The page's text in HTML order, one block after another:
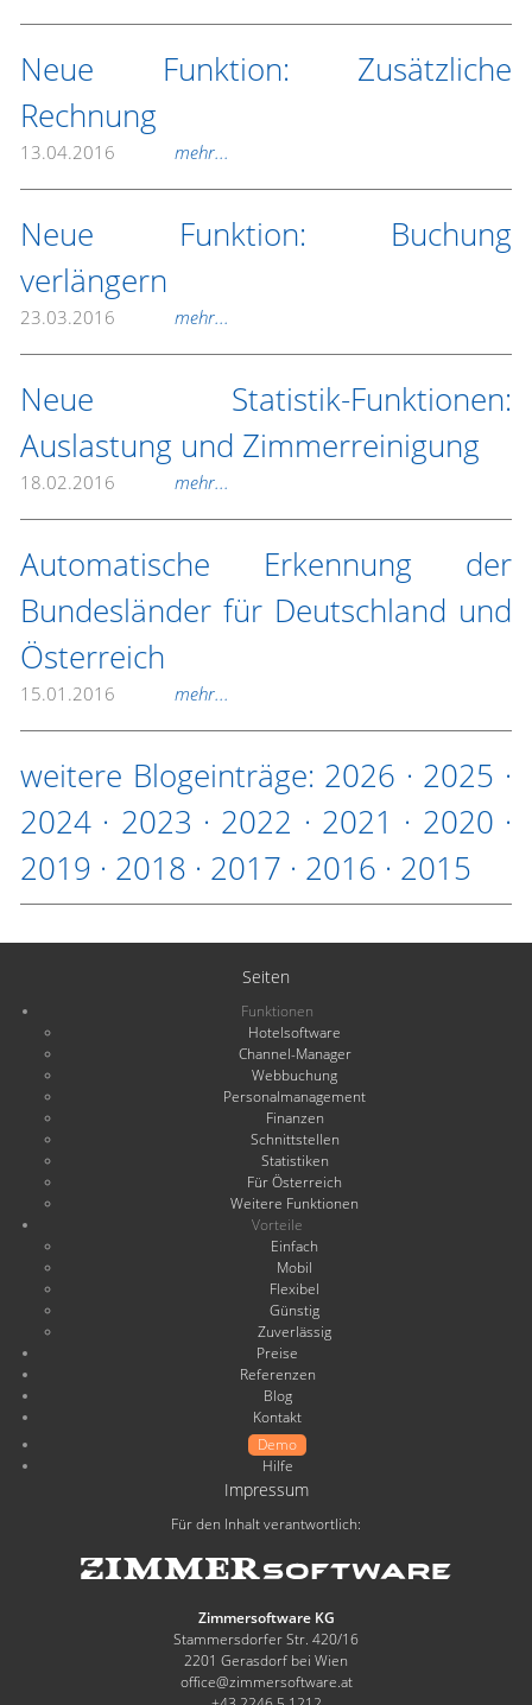
Neue Funktion: Zusätzliche
Rechnung
13.04.2016 mehr...
Neue Funktion: Buchung
verlängern
23.03.2016 mehr...
Neue Statistik-Funktionen:
Auslastung und Zimmerreinigung
18.02.2016 mehr...
Automatische Erkennung der
Bundesländer für Deutschland und
Österreich
15.01.2016 mehr...
weitere Blogeinträge: 2026 · 2025 ·
2024 · 2023 · 2022 · 2021 · 2020 ·
2019 · 2018 · 2017 · 2016 · 2015
Seiten
Funktionen
Hotelsoftware
Channel-Manager
Webbuchung
Personalmanagement
Finanzen
Schnittstellen
Statistiken
Für Österreich
Weitere Funktionen
Vorteile
Einfach
Mobil
Flexibel
Günstig
Zuverlässig
Preise
Referenzen
Blog
Kontakt
Demo
Hilfe
Impressum
Für den Inhalt verantwortlich:
Zimmersoftware KG
Stammersdorfer Str. 420/16
2201 Gerasdorf bei Wien
office@zimmersoftware.at